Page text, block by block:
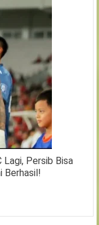
Lagi, Persib Bisa
Berhasil!